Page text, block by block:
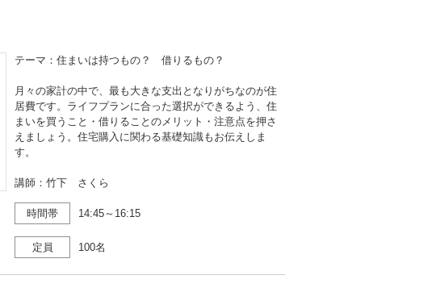
テーマ：住まいは持つもの？ 借りるもの？
月々の家計の中で、最も大きな支出となりがちなのが住
居費です。ライフプランに合った選択ができるよう、住
まいを買うこと・借りることのメリット・注意点を押さ
えましょう。住宅購入に関わる基礎知識もお伝えしま
す。
講師：竹下 さくら
時間帯 14:45～16:15
定員 100名